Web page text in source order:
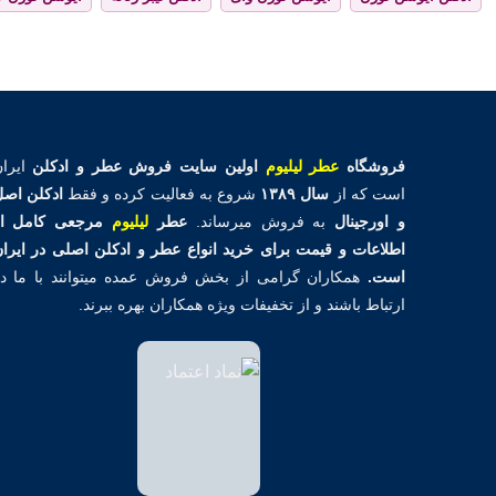
فروشگاه عطر لیلیوم اولین سایت فروش عطر و ادکلن
است که از سال ۱۳۸۹ شروع به فعالیت کرده و فقط ادکلن
و اورجینال به فروش میرساند.عطر لیلیوم مرجعی کامل
اطلاعات و قیمت برای خرید انواع عطر و ادکلن اصلی در
است. همکاران گرامی از بخش فروش عمده میتوانند با ما
ارتباط باشند و از تخفیفات ویژه همکاران بهره ببرند.